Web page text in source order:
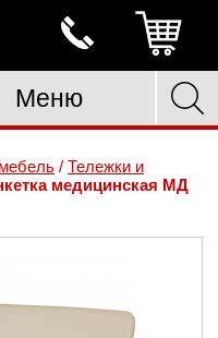
Меню
/ Тележки и
медицинская МД